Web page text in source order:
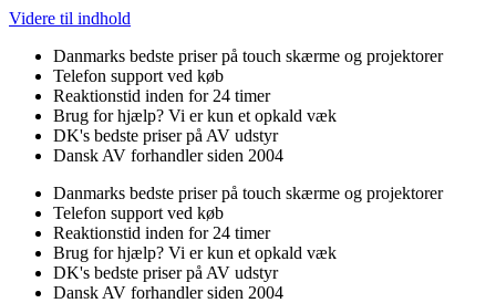
Videre til indhold
Danmarks bedste priser på touch skærme og projektorer
Telefon support ved køb
Reaktionstid inden for 24 timer
Brug for hjælp? Vi er kun et opkald væk
DK's bedste priser på AV udstyr
Dansk AV forhandler siden 2004
Danmarks bedste priser på touch skærme og projektorer
Telefon support ved køb
Reaktionstid inden for 24 timer
Brug for hjælp? Vi er kun et opkald væk
DK's bedste priser på AV udstyr
Dansk AV forhandler siden 2004